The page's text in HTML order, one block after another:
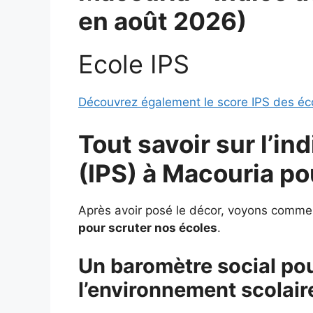
en août 2026)
Ecole IPS
Découvrez également le score IPS des
Tout savoir sur
(IPS) à Macouria
Après avoir posé le décor, voyons
pour scruter nos écoles.
Un baromètre social
l’environnement